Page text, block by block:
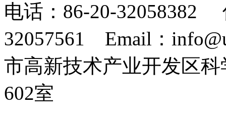
电话：86-20-32058382
32057561 Email：
市高新技术产业开发区
602室